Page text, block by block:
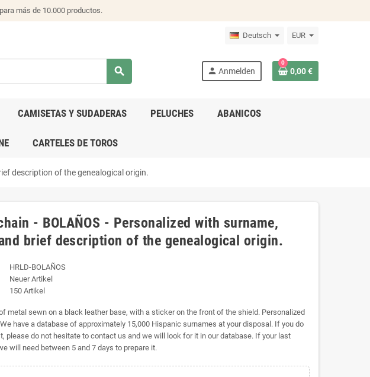
más de 10.000 productos.
Deutsch EUR
search person Anmelden
0
0,00 €
CAMISETAS Y SUDADERAS PELUCHES ABANICOS
CARTELES DE TOROS
description of the genealogical origin.
- BOLAÑOS - Personalized with surname,
brief description of the genealogical origin.
HRLD-BOLAÑOS
Neuer Artikel
150 Artikel
metal sewn on a black leather base, with a sticker on the front of the shield. Personalized
have a database of approximately 15,000 Hispanic surnames at your disposal. If you do
please do not hesitate to contact us and we will look for it in our database. If your last
will need between 5 and 7 days to prepare it.